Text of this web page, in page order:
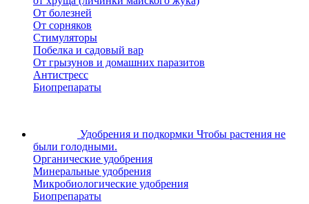
От болезней
От сорняков
Стимуляторы
Побелка и садовый вар
От грызунов и домашних паразитов
Антистресс
Биопрепараты
Удобрения и подкормки Чтобы растения не
были голодными.
Органические удобрения
Минеральные удобрения
Микробиологические удобрения
Биопрепараты